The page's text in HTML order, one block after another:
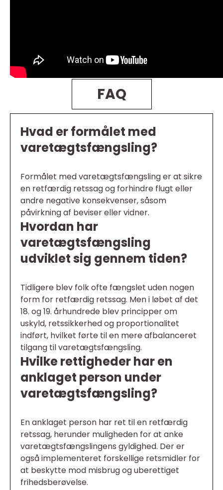
FAQ
Hvad er formålet med
varetægtsfængsling?
Formålet med varetægtsfængsling er at sikre
en retfærdig retssag og forhindre flugt eller
andre negative konsekvenser, såsom
påvirkning af beviser eller vidner.
Hvordan har
varetægtsfængsling
udviklet sig gennem tiden?
Tidligere blev folk ofte fængslet uden nogen
form for retfærdig retssag. Men i løbet af det
18. og 19. århundrede blev principper om
uskyld, retssikkerhed og proportionalitet
indført, hvilket førte til en mere afbalanceret
tilgang til varetægtsfængsling.
Hvilke rettigheder har en
anklaget person under
varetægtsfængsling?
En anklaget person har ret til en retfærdig
retssag, herunder muligheden for at anke
varetægtsfængslingens gyldighed. Der er
også implementeret forskellige retsmidler for
at beskytte mod misbrug og uberettiget
frihedsberøvelse.